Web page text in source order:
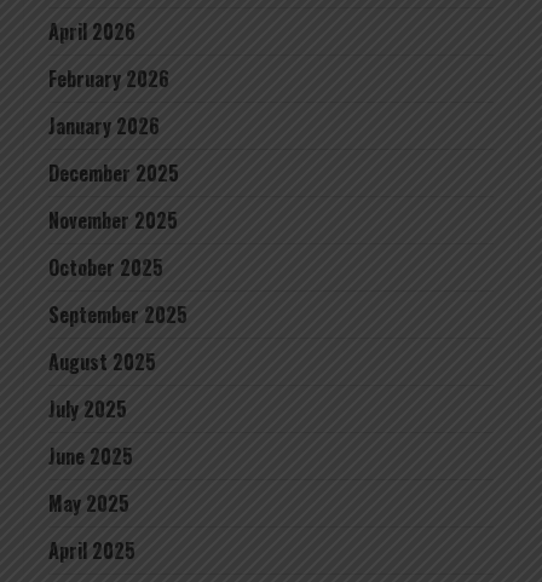
April 2026
February 2026
January 2026
December 2025
November 2025
October 2025
September 2025
August 2025
July 2025
June 2025
May 2025
April 2025